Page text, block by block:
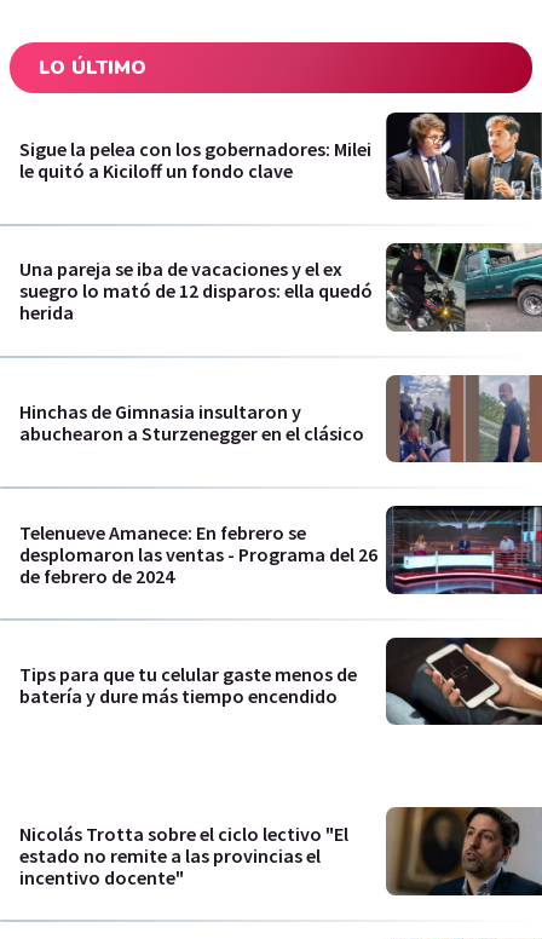
LO ÚLTIMO
Sigue la pelea con los gobernadores: Milei
le quitó a Kiciloff un fondo clave
Una pareja se iba de vacaciones y el ex
suegro lo mató de 12 disparos: ella quedó
herida
Hinchas de Gimnasia insultaron y
abuchearon a Sturzenegger en el clásico
Telenueve Amanece: En febrero se
desplomaron las ventas - Programa del 26
de febrero de 2024
Tips para que tu celular gaste menos de
batería y dure más tiempo encendido
Nicolás Trotta sobre el ciclo lectivo "El
estado no remite a las provincias el
incentivo docente"